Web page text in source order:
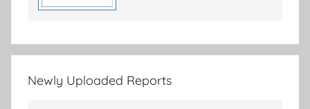
Newly Uploaded Reports